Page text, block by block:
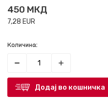
450 МКД
7,28 EUR
Количина:
Додај во кошничка